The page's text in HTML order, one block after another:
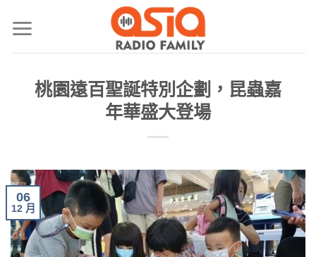
桃園遠百聖誕特別企劃，昆蟲嘉
年華盛大登場
06
12 月